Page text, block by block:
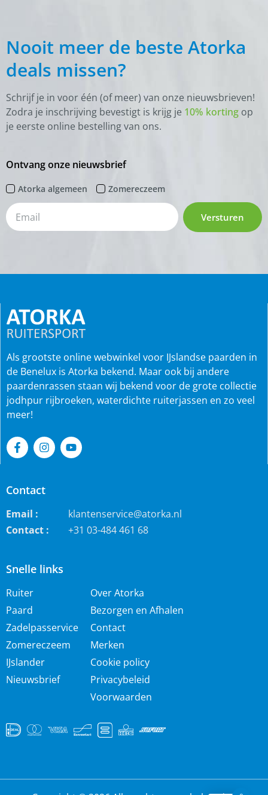
Nooit meer de beste Atorka
deals missen?
Schrijf je in voor één (of meer) van onze nieuwsbrieven!
Zodra je inschrijving bevestigt is krijg je 10% korting op
je eerste online bestelling van ons.
Ontvang onze nieuwsbrief
Atorka algemeen Zomereczeem
Versturen
Snelle links
Ruiter
Paard
Zadelpasservice
Zomereczeem
IJslander
Nieuwsbrief
Over Atorka
Bezorgen en Afhalen
Contact
Merken
Cookie policy
Privacybeleid
Voorwaarden
Als grootste online webwinkel voor IJslandse paarden in
de Benelux is Atorka bekend. Maar ook bij andere
paardenrassen staan wij bekend voor de grote collectie
jodhpur rijbroeken, waterdichte ruiterjassen en zo veel
meer!
Contact
Email :
klantenservice@atorka.nl
Contact :
+31 03-484 461 68